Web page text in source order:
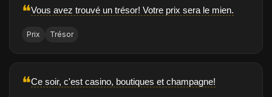
❝Vous avez trouvé un trésor! Votre prix sera le mien.
Prix Trésor
❝Ce soir, c'est casino, boutiques et champagne!